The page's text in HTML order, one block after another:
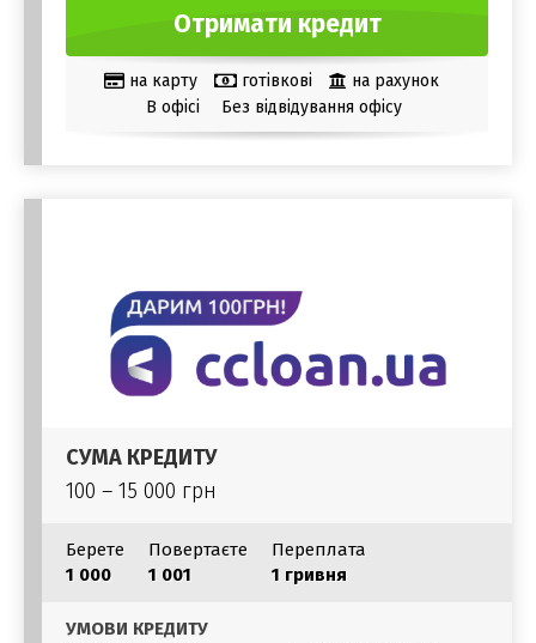
Отримати кредит
на карту готівкові
на рахунок
В офісі
Без відвідування офісу
СУМА КРЕДИТУ
100 – 15 000 грн
Берете
1 000
Повертаєте
1 001
Переплата
1 гривня
УМОВИ КРЕДИТУ